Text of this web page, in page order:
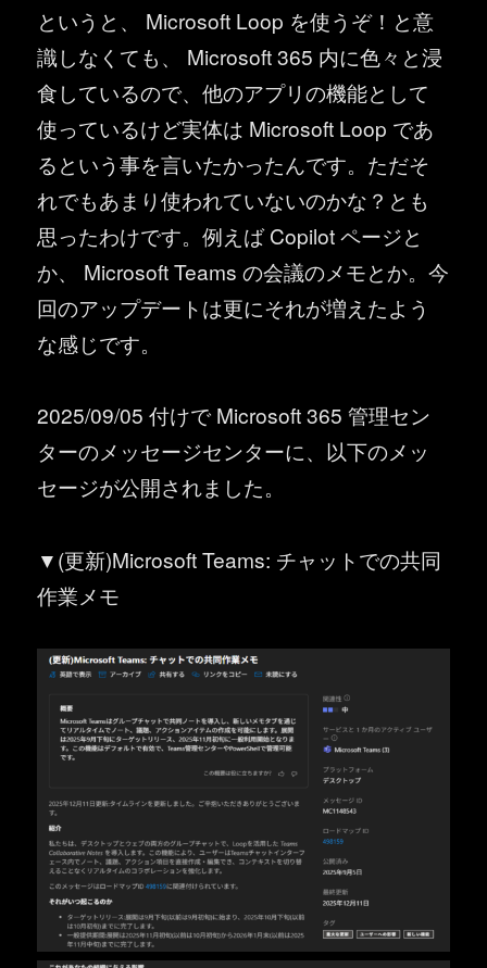
というと、 Microsoft Loop を使うぞ！と意
識しなくても、 Microsoft 365 内に色々と浸
食しているので、他のアプリの機能として
使っているけど実体は Microsoft Loop であ
るという事を言いたかったんです。ただそ
れでもあまり使われていないのかな？とも
思ったわけです。例えば Copilot ページと
か、 Microsoft Teams の会議のメモとか。今
回のアップデートは更にそれが増えたよう
な感じです。
2025/09/05 付けで Microsoft 365 管理セン
ターのメッセージセンターに、以下のメッ
セージが公開されました。
▼(更新)Microsoft Teams: チャットでの共同
作業メモ